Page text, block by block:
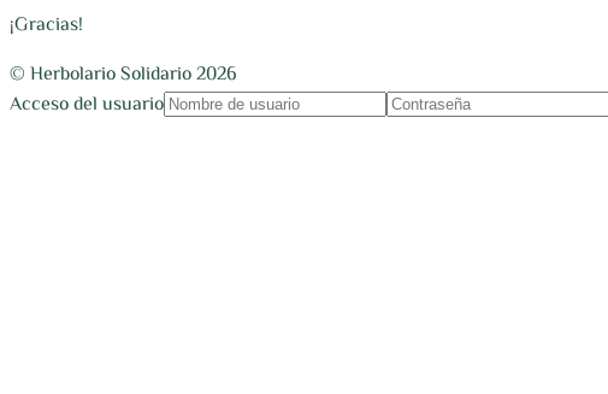
¡Gracias!
© Herbolario Solidario 2026
Acceso del usuario